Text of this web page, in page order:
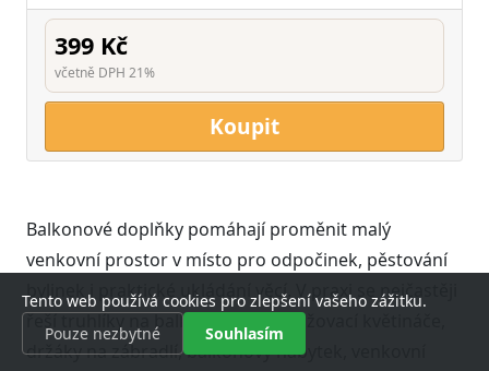
399 Kč
včetně DPH 21%
Koupit
Balkonové doplňky pomáhají proměnit malý
venkovní prostor v místo pro odpočinek, pěstování
bylinek i praktické ukládání věcí. V praxi se nejčastěji
řeší truhlíky na balkon, samozavlažovací květináče,
držáky na zábradlí, balkonový nábytek, venkovní
Tento web používá cookies pro zlepšení vašeho zážitku.
Pouze nezbytné
Souhlasím